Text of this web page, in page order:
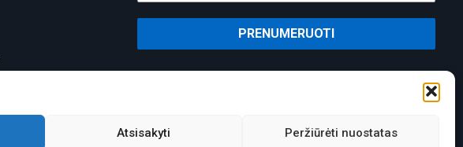
Atsisakyti Peržiūrėti nuostatas
ATSISKAITOMOJI SĄSKAITA: